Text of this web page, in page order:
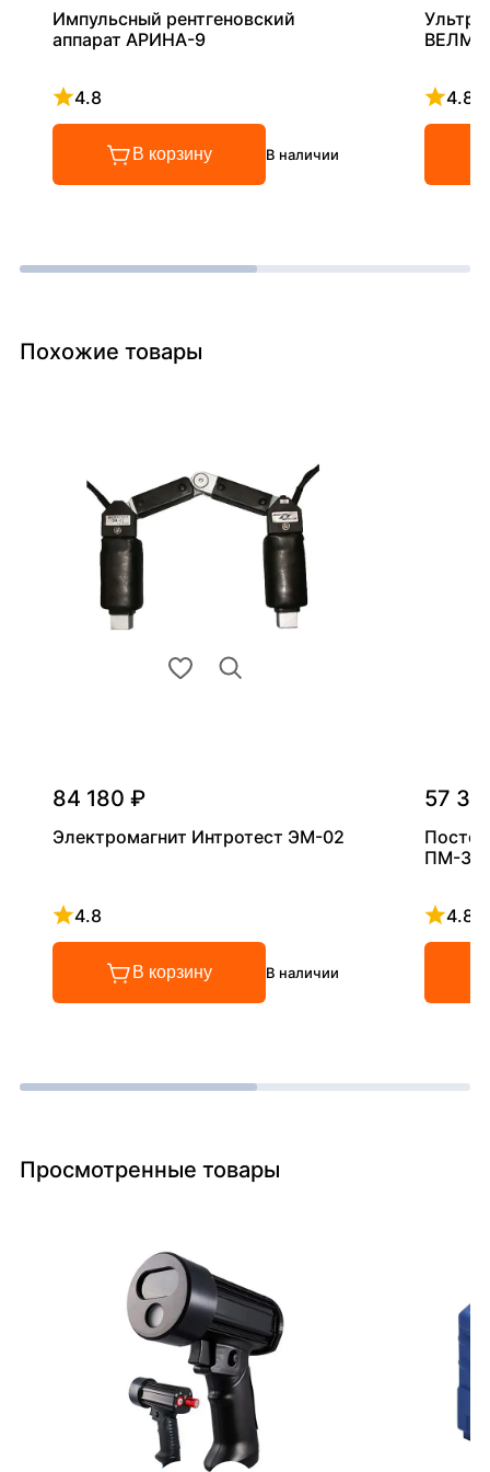
Импульсный рентгеновский
аппарат АРИНА-9
4.8
Рейтинг 4.8 из 5
В корзину В наличии
4.8
Похожие товары
84 180 ₽
Электромагнит Интротест ЭМ-02
4.8
Рейтинг 4.8 из 5
В корзину В наличии
57
ПМ-3
4.8
Просмотренные товары